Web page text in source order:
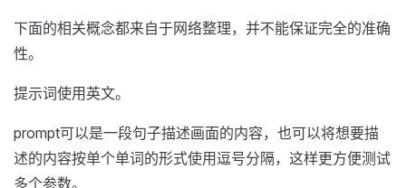
下面的相关概念都来自于网络整理，并不能保证完全的准确
性。
提示词使用英文。
prompt可以是一段句子描述画面的内容，也可以将想要描
述的内容按单个单词的形式使用逗号分隔，这样更方便测试
多个参数。